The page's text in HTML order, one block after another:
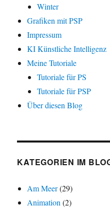
Winter
Grafiken mit PSP
Impressum
KI Künstliche Intelligenz
Meine Tutoriale
Tutoriale für PS
Tutoriale für PSP
Über diesen Blog
KATEGORIEN IM
Am Meer(29)
Animation (2)